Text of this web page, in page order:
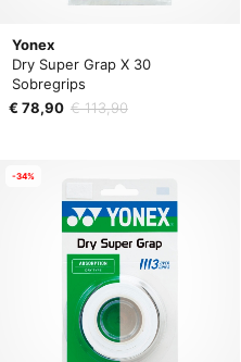
Yonex
Dry Super Grap X 30
Sobregrips
€ 78,90 € 113,90
-34%